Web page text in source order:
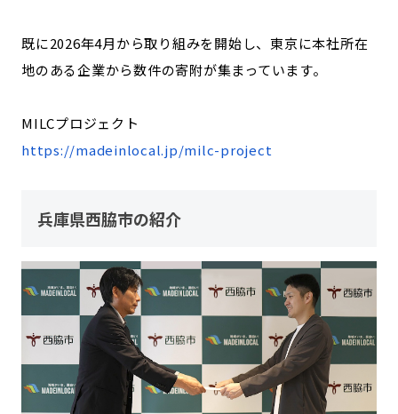
既に2026年4月から取り組みを開始し、東京に本社所在
地のある企業から数件の寄附が集まっています。
MILCプロジェクト
https://madeinlocal.jp/milc-project
兵庫県西脇市の紹介